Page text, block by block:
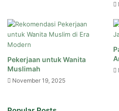
Pekerjaan untuk Wanita
Muslimah
November 19, 2025